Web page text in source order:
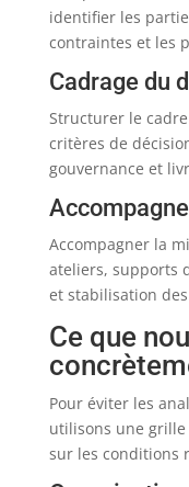
identifier les
contraintes et les
Cadrage du
Structurer le
critères de
gouvernance et
Accompagner la
ateliers, supports
et stabilisation
Ce que
Pour éviter les
utilisons une
sur les conditions